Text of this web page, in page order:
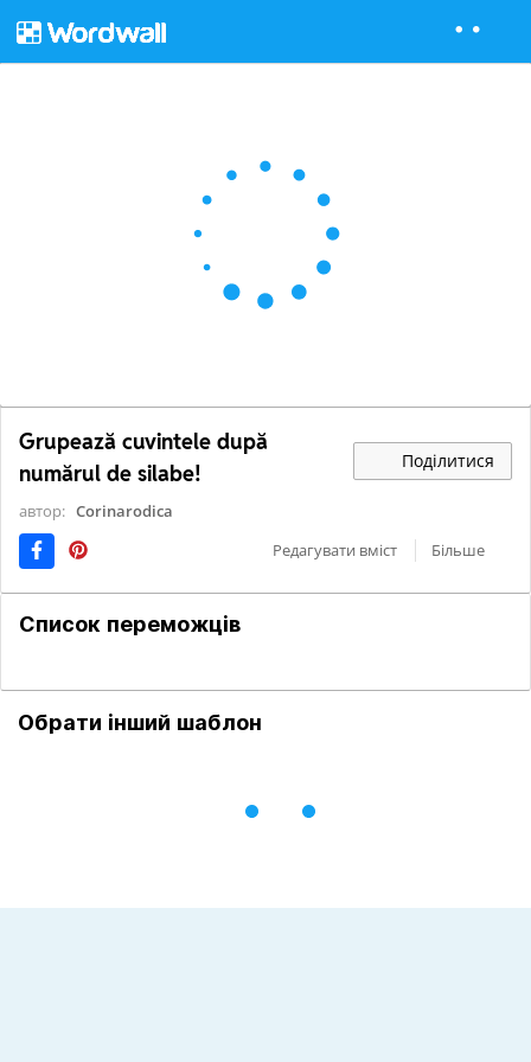
Grupează cuvintele după
numărul de silabe!
Поділитися
автор: Corinarodica
Редагувати вміст
Більше
Список переможців
Обрати інший шаблон